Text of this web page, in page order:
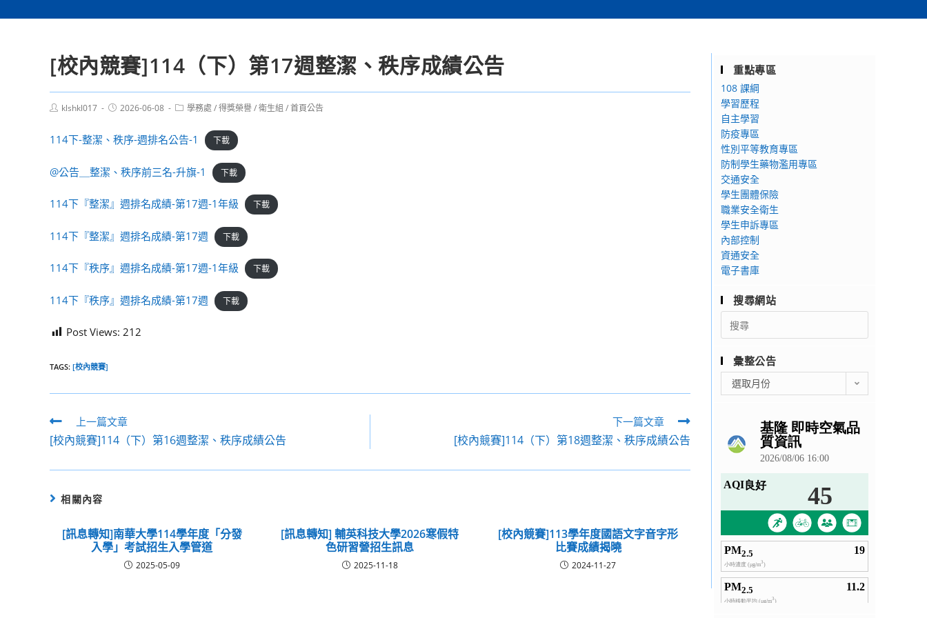
[校內競賽]114（下）第17週整潔、秩序成績公告
Postklshkl017
Post2026-06-08
Post學務處 /得獎榮譽/衛生組 /首頁公告
114下-整潔、秩序-週排名公告-1 下載
@公告＿整潔、秩序前三名-升旗-1 下載
114下『整潔』週排名成績-第17週-1年級 下載
114下『整潔』週排名成績-第17週 下載
114下『秩序』週排名成績-第17週-1年級 下載
114下『秩序』週排名成績-第17週 下載
Post Views: 212
TAGS: [校內競賽]
Read
more
上一篇文章
[校內競賽]114（下）第16週整潔、秩序成績公告
下一篇文章
[校內競賽]114（下）第18週整潔、秩序成績公告
相關內容
[訊息轉知]南華大學114學年度「分發
入學」考試招生入學管道
2025-05-09
[訊息轉知] 輔英科技大學2026寒假特
色研習營招生訊息
2025-11-18
[校內競賽]113學年度國語文字音字形
比賽成績揭曉
2024-11-27
重點專區
108 課綱
學習歷程
自主學習
防疫專區
性別平等教育專區
防制學生藥物濫用專區
交通安全
學生團體保險
職業安全衛生
學生申訴專區
內部控制
資通安全
電子書庫
搜尋網站
Search
for:
彙整公告
整
選取月份